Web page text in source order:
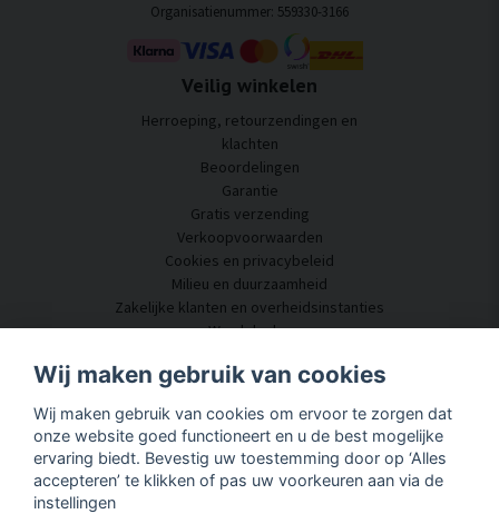
Organisatienummer: 559330-3166
Veilig winkelen
Herroeping, retourzendingen en
klachten
Beoordelingen
Garantie
Gratis verzending
Verkoopvoorwaarden
Cookies en privacybeleid
Milieu en duurzaamheid
Zakelijke klanten en overheidsinstanties
Word dealer
Klantenservice
Neem contact met ons op
Akoestisch advies
Montage en installatie
Vragen en antwoorden
Wij maken gebruik van cookies
Wij maken gebruik van cookies om ervoor te zorgen dat
onze website goed functioneert en u de best mogelijke
ervaring biedt. Bevestig uw toestemming door op ‘Alles
accepteren’ te klikken of pas uw voorkeuren aan via de
instellingen